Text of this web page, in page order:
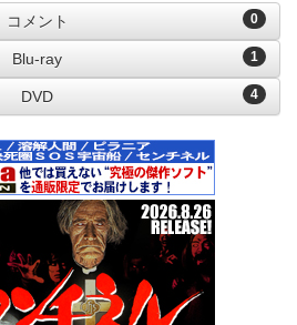
0
コメント
1
Blu-ray
4
DVD